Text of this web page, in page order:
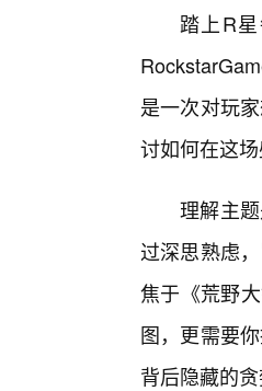
踏上R
是一次对玩
讨如何在这
理解主
过深思熟虑
焦于《荒野
图，更需要
背后隐藏的贪